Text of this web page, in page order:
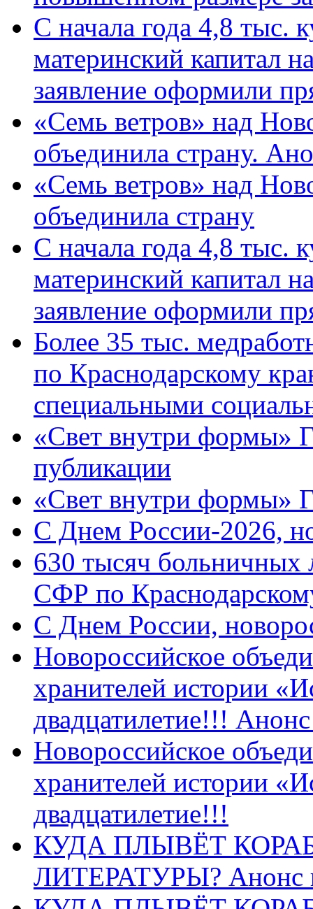
С начала года 4,8 тыс.
материнский капитал
заявление оформили
«Семь ветров» над
объединила страну.
«Семь ветров» над
объединила страну
С начала года 4,8 тыс.
материнский капитал
заявление оформили
Более 35 тыс.
по Краснодарскому
специальными
«Свет внутри формы»
публикации
«Свет внутри формы»
C Днем России-2026,
630 тысяч больничных
СФР по
C Днем России,
Новороссийское
хранителей истории
двадцатилетие!!!
Новороссийское
хранителей истории
двадцатилетие!!!
КУДА ПЛЫВЁТ
ЛИТЕРАТУРЫ? Анонс